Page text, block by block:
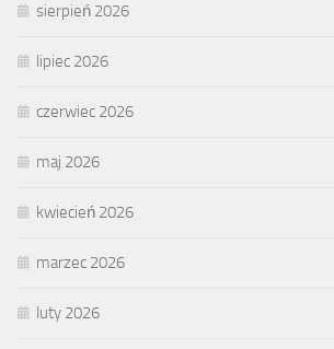
sierpień 2026
lipiec 2026
czerwiec 2026
maj 2026
kwiecień 2026
marzec 2026
luty 2026